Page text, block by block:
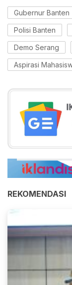
Gubernur Banten
Polisi Banten
Demo Serang
Aspirasi
REKOMENDASI